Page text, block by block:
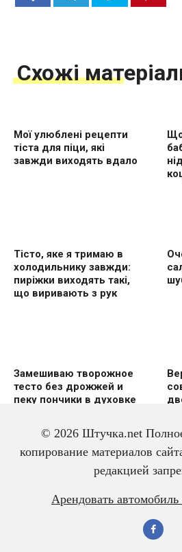
Схожі
Мої улюблені рецепти
тіста для піци, які
завжди виходять вдало
Тісто, яке я тримаю в
холодильнику завжди:
пиріжки виходять такі,
що виривають з рук
Замешиваю творожное
тесто без дрожжей и
пеку пончики в духовке
Вкусный и красивый
рулет “Ураган”
© 2026 Штучка.net
копирование материалов
редакцией
Арендовать